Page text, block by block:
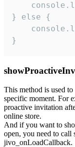
} else {
}
This method is used
specific moment. For
proactive invitation
online store.
And if you want to
open, you need to
jivo_onLoadCallback.